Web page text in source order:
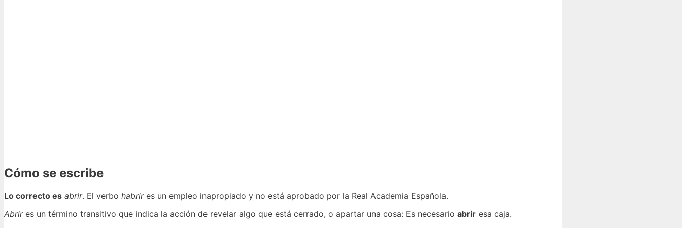
Cómo se escribe
Lo correcto es abrir. El verbo habrires un empleo inapropiado y no está aprobado por la Real Academia Española.
Abrires un término transitivo que indica la acción de revelar algo que está cerrado, o apartar una cosa: Es necesario abrir esa caja.